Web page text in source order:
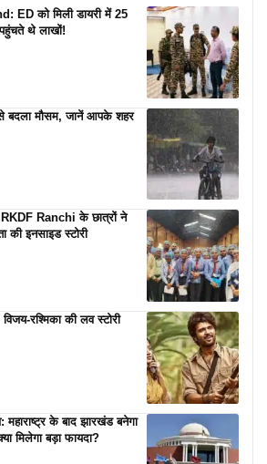
ED को मिली डायरी में 25
थे लाखों!
बदला मौसम, जानें आपके शहर
Ranchi के छात्रों ने
इनसाइड स्टोरी
रश्मिका की लव स्टोरी
के बाद झारखंड बनेगा
मिलेगा बड़ा फायदा?